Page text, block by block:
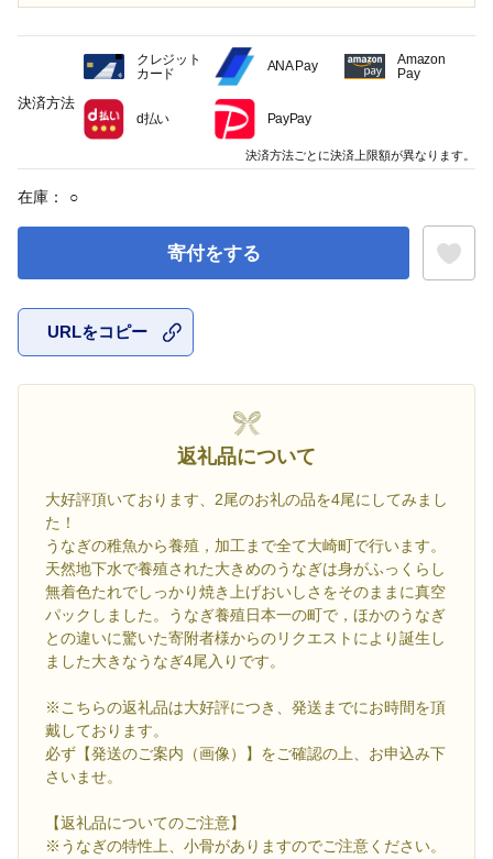
在庫： ○
寄付をする
URLをコピー
返礼品について
大好評頂いております、2尾のお礼の品を4尾にしてみまし
た！
うなぎの稚魚から養殖，加工まで全て大崎町で行います。
天然地下水で養殖された大きめのうなぎは身がふっくらし
無着色たれでしっかり焼き上げおいしさをそのままに真空
パックしました。うなぎ養殖日本一の町で，ほかのうなぎ
との違いに驚いた寄附者様からのリクエストにより誕生し
ました大きなうなぎ4尾入りです。
※こちらの返礼品は大好評につき、発送までにお時間を頂
戴しております。
必ず【発送のご案内（画像）】をご確認の上、お申込み下
さいませ。
【返礼品についてのご注意】
※うなぎの特性上、小骨がありますのでご注意ください。
決済方法
クレジット
カード
ANA Pay
Amazon
Pay
d払い PayPay
決済方法ごとに決済上限額が異なります。